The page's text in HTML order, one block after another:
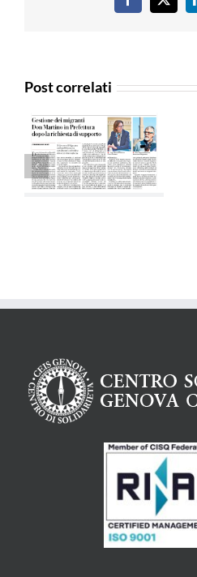
Facebook
X
Post correlati
Agensir –
29/04/2026